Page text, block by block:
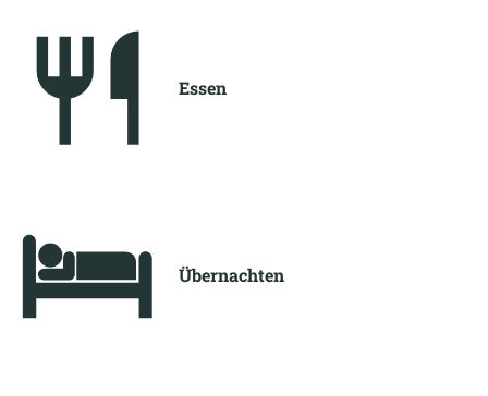
Essen
Übernachten